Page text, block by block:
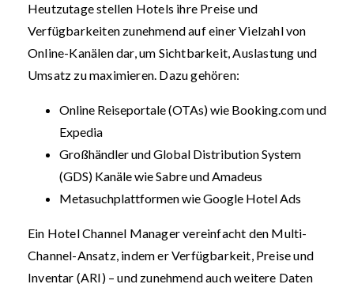
Heutzutage stellen Hotels ihre Preise und
Verfügbarkeiten zunehmend auf einer Vielzahl von
Online-Kanälen dar, um Sichtbarkeit, Auslastung und
Umsatz zu maximieren. Dazu gehören:
Online Reiseportale (OTAs) wie Booking.com und
Expedia
Großhändler und Global Distribution System
(GDS) Kanäle wie Sabre und Amadeus
Metasuchplattformen wie Google Hotel Ads
Ein Hotel Channel Manager vereinfacht den Multi-
Channel-Ansatz, indem er Verfügbarkeit, Preise und
Inventar (ARI) – und zunehmend auch weitere Daten